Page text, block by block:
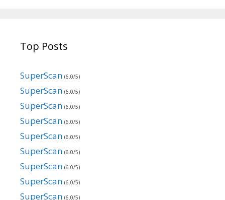
Top Posts
SuperScan (6.0/5)
SuperScan (6.0/5)
SuperScan (6.0/5)
SuperScan (6.0/5)
SuperScan (6.0/5)
SuperScan (6.0/5)
SuperScan (6.0/5)
SuperScan (6.0/5)
SuperScan (6.0/5)